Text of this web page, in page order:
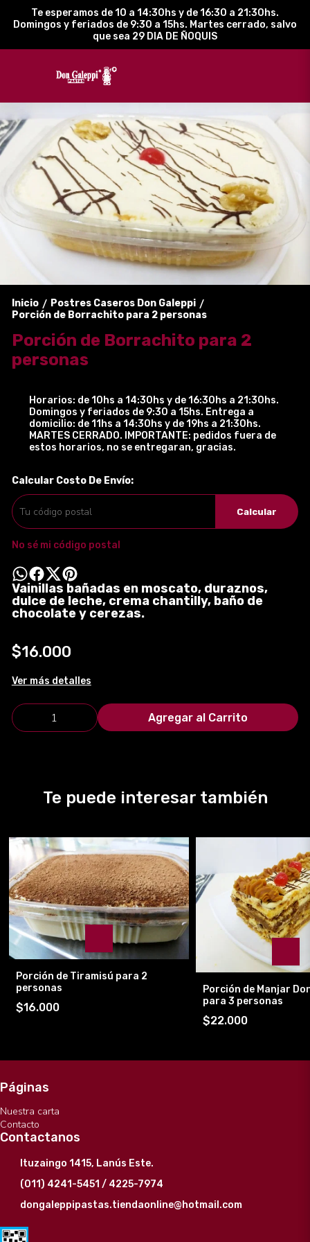
Te esperamos de 10 a 14:30hs y de 16:30 a 21:30hs.
Domingos y feriados de 9:30 a 15hs. Martes cerrado, salvo
que sea 29 DIA DE ÑOQUIS
Inicio / Postres Caseros Don Galeppi /
Porción de Borrachito para 2 personas
Porción de Borrachito para 2
personas
$16.000
Ver más detalles
Agregar al Carrito
Horarios: de 10hs a 14:30hs y de 16:30hs a 21:30hs.
Domingos y feriados de 9:30 a 15hs. Entrega a
domicilio: de 11hs a 14:30hs y de 19hs a 21:30hs.
MARTES CERRADO. IMPORTANTE: pedidos fuera de
estos horarios, no se entregaran, gracias.
Calcular Costo De Envío:
Calcular
No sé mi código postal
Vainillas bañadas en moscato, duraznos,
dulce de leche, crema chantilly, baño de
chocolate y cerezas.
Te puede interesar también
Porción de Tiramisú para 2
personas
$16.000
Porción de Manjar
para 3 personas
$22.000
Páginas
Nuestra carta
Contacto
Contactanos
Ituzaingo 1415, Lanús Este.
(011) 4241-5451 / 4225-7974
dongaleppipastas.tiendaonline@hotmail.com